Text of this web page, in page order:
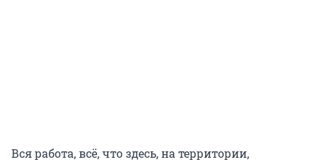
Вся работа, всё, что здесь, на территории,